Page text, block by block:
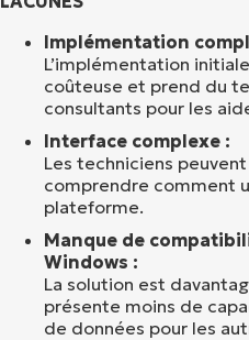
Implémentation
L’implémentation
coûteuse et prend du
consultants pour les
Interface complexe :
Les techniciens
comprendre comment
plateforme.
Manque de
Windows :
La solution est
présente moins de
de données pour les